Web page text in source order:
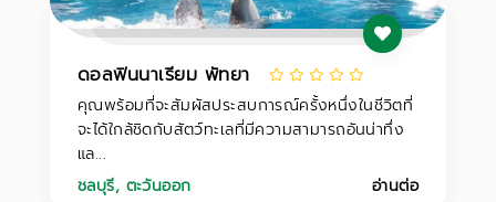
ดอลฟินนาเรียม พัทยา
คุณพร้อมที่จะสัมผัสประสบการณ์ครั้งหนึ่งในชีวิตที่
จะได้ใกล้ชิดกับสัตว์ทะเลที่มีความสามารถอันน่าทึ่ง
แล...
ชลบุรี, ตะวันออก อ่านต่อ